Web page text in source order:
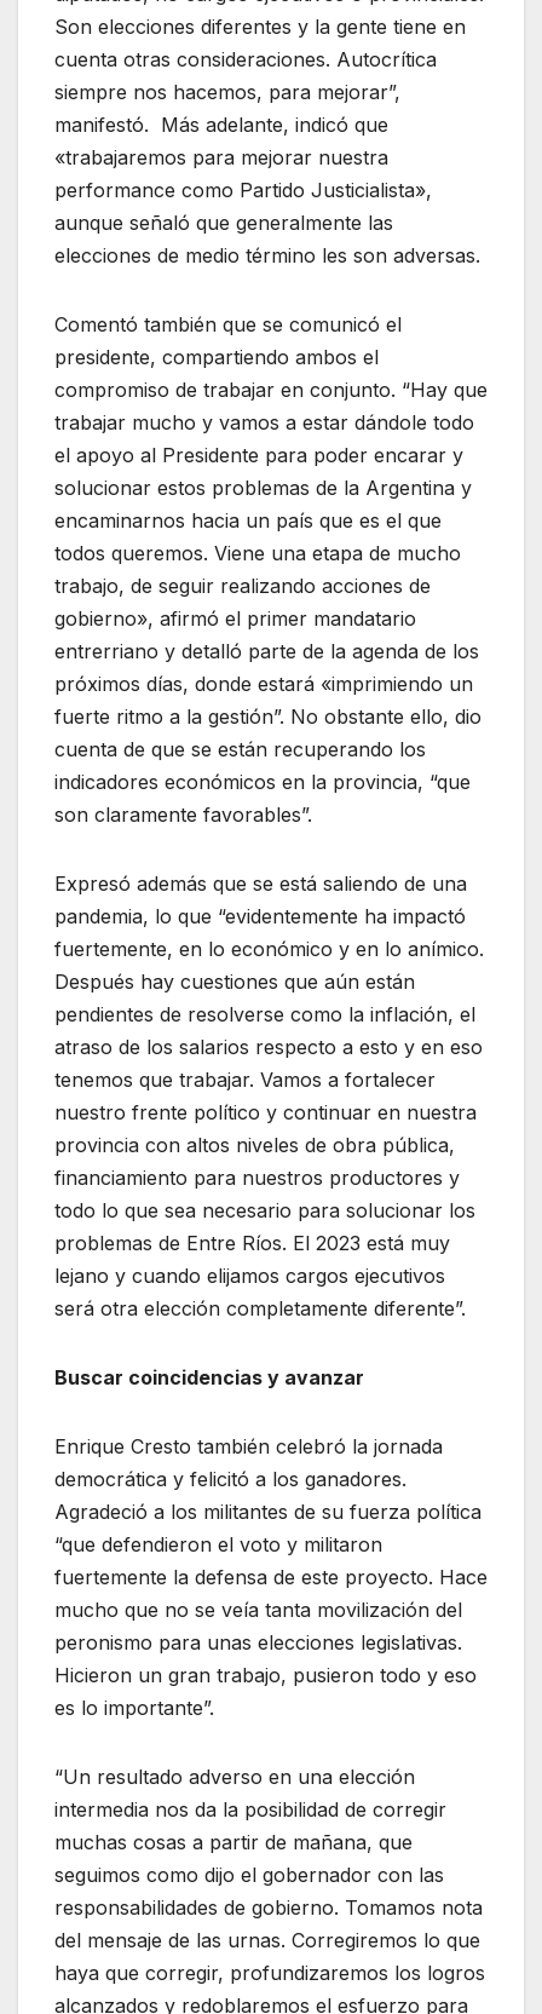
Son elecciones diferentes y la gente tiene en
cuenta otras consideraciones. Autocrítica
siempre nos hacemos, para mejorar”,
manifestó. Más adelante, indicó que
«trabajaremos para mejorar nuestra
performance como Partido Justicialista»,
aunque señaló que generalmente las
elecciones de medio término les son adversas.
Comentó también que se comunicó el
presidente, compartiendo ambos el
compromiso de trabajar en conjunto. “Hay que
trabajar mucho y vamos a estar dándole todo
el apoyo al Presidente para poder encarar y
solucionar estos problemas de la Argentina y
encaminarnos hacia un país que es el que
todos queremos. Viene una etapa de mucho
trabajo, de seguir realizando acciones de
gobierno», afirmó el primer mandatario
entrerriano y detalló parte de la agenda de los
próximos días, donde estará «imprimiendo un
fuerte ritmo a la gestión”. No obstante ello, dio
cuenta de que se están recuperando los
indicadores económicos en la provincia, “que
son claramente favorables”.
Expresó además que se está saliendo de una
pandemia, lo que “evidentemente ha impactó
fuertemente, en lo económico y en lo anímico.
Después hay cuestiones que aún están
pendientes de resolverse como la inflación, el
atraso de los salarios respecto a esto y en eso
tenemos que trabajar. Vamos a fortalecer
nuestro frente político y continuar en nuestra
provincia con altos niveles de obra pública,
financiamiento para nuestros productores y
todo lo que sea necesario para solucionar los
problemas de Entre Ríos. El 2023 está muy
lejano y cuando elijamos cargos ejecutivos
será otra elección completamente diferente”.
Buscar coincidencias y avanzar
Enrique Cresto también celebró la jornada
democrática y felicitó a los ganadores.
Agradeció a los militantes de su fuerza política
“que defendieron el voto y militaron
fuertemente la defensa de este proyecto. Hace
mucho que no se veía tanta movilización del
peronismo para unas elecciones legislativas.
Hicieron un gran trabajo, pusieron todo y eso
es lo importante”.
“Un resultado adverso en una elección
intermedia nos da la posibilidad de corregir
muchas cosas a partir de mañana, que
seguimos como dijo el gobernador con las
responsabilidades de gobierno. Tomamos nota
del mensaje de las urnas. Corregiremos lo que
haya que corregir, profundizaremos los logros
alcanzados y redoblaremos el esfuerzo para